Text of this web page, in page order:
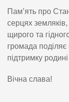
Пам’ять про
серцях
щирого та
громада поділяє
підтримку
Вічна слава!